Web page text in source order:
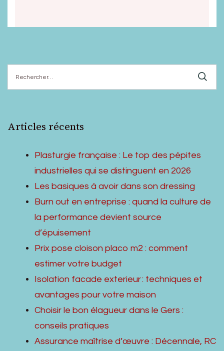
Articles récents
Plasturgie française : Le top des pépites
industrielles qui se distinguent en 2026
Les basiques à avoir dans son dressing
Burn out en entreprise : quand la culture de
la performance devient source
d’épuisement
Prix pose cloison placo m2 : comment
estimer votre budget
Isolation facade exterieur : techniques et
avantages pour votre maison
Choisir le bon élagueur dans le Gers :
conseils pratiques
Assurance maîtrise d’œuvre : Décennale, RC